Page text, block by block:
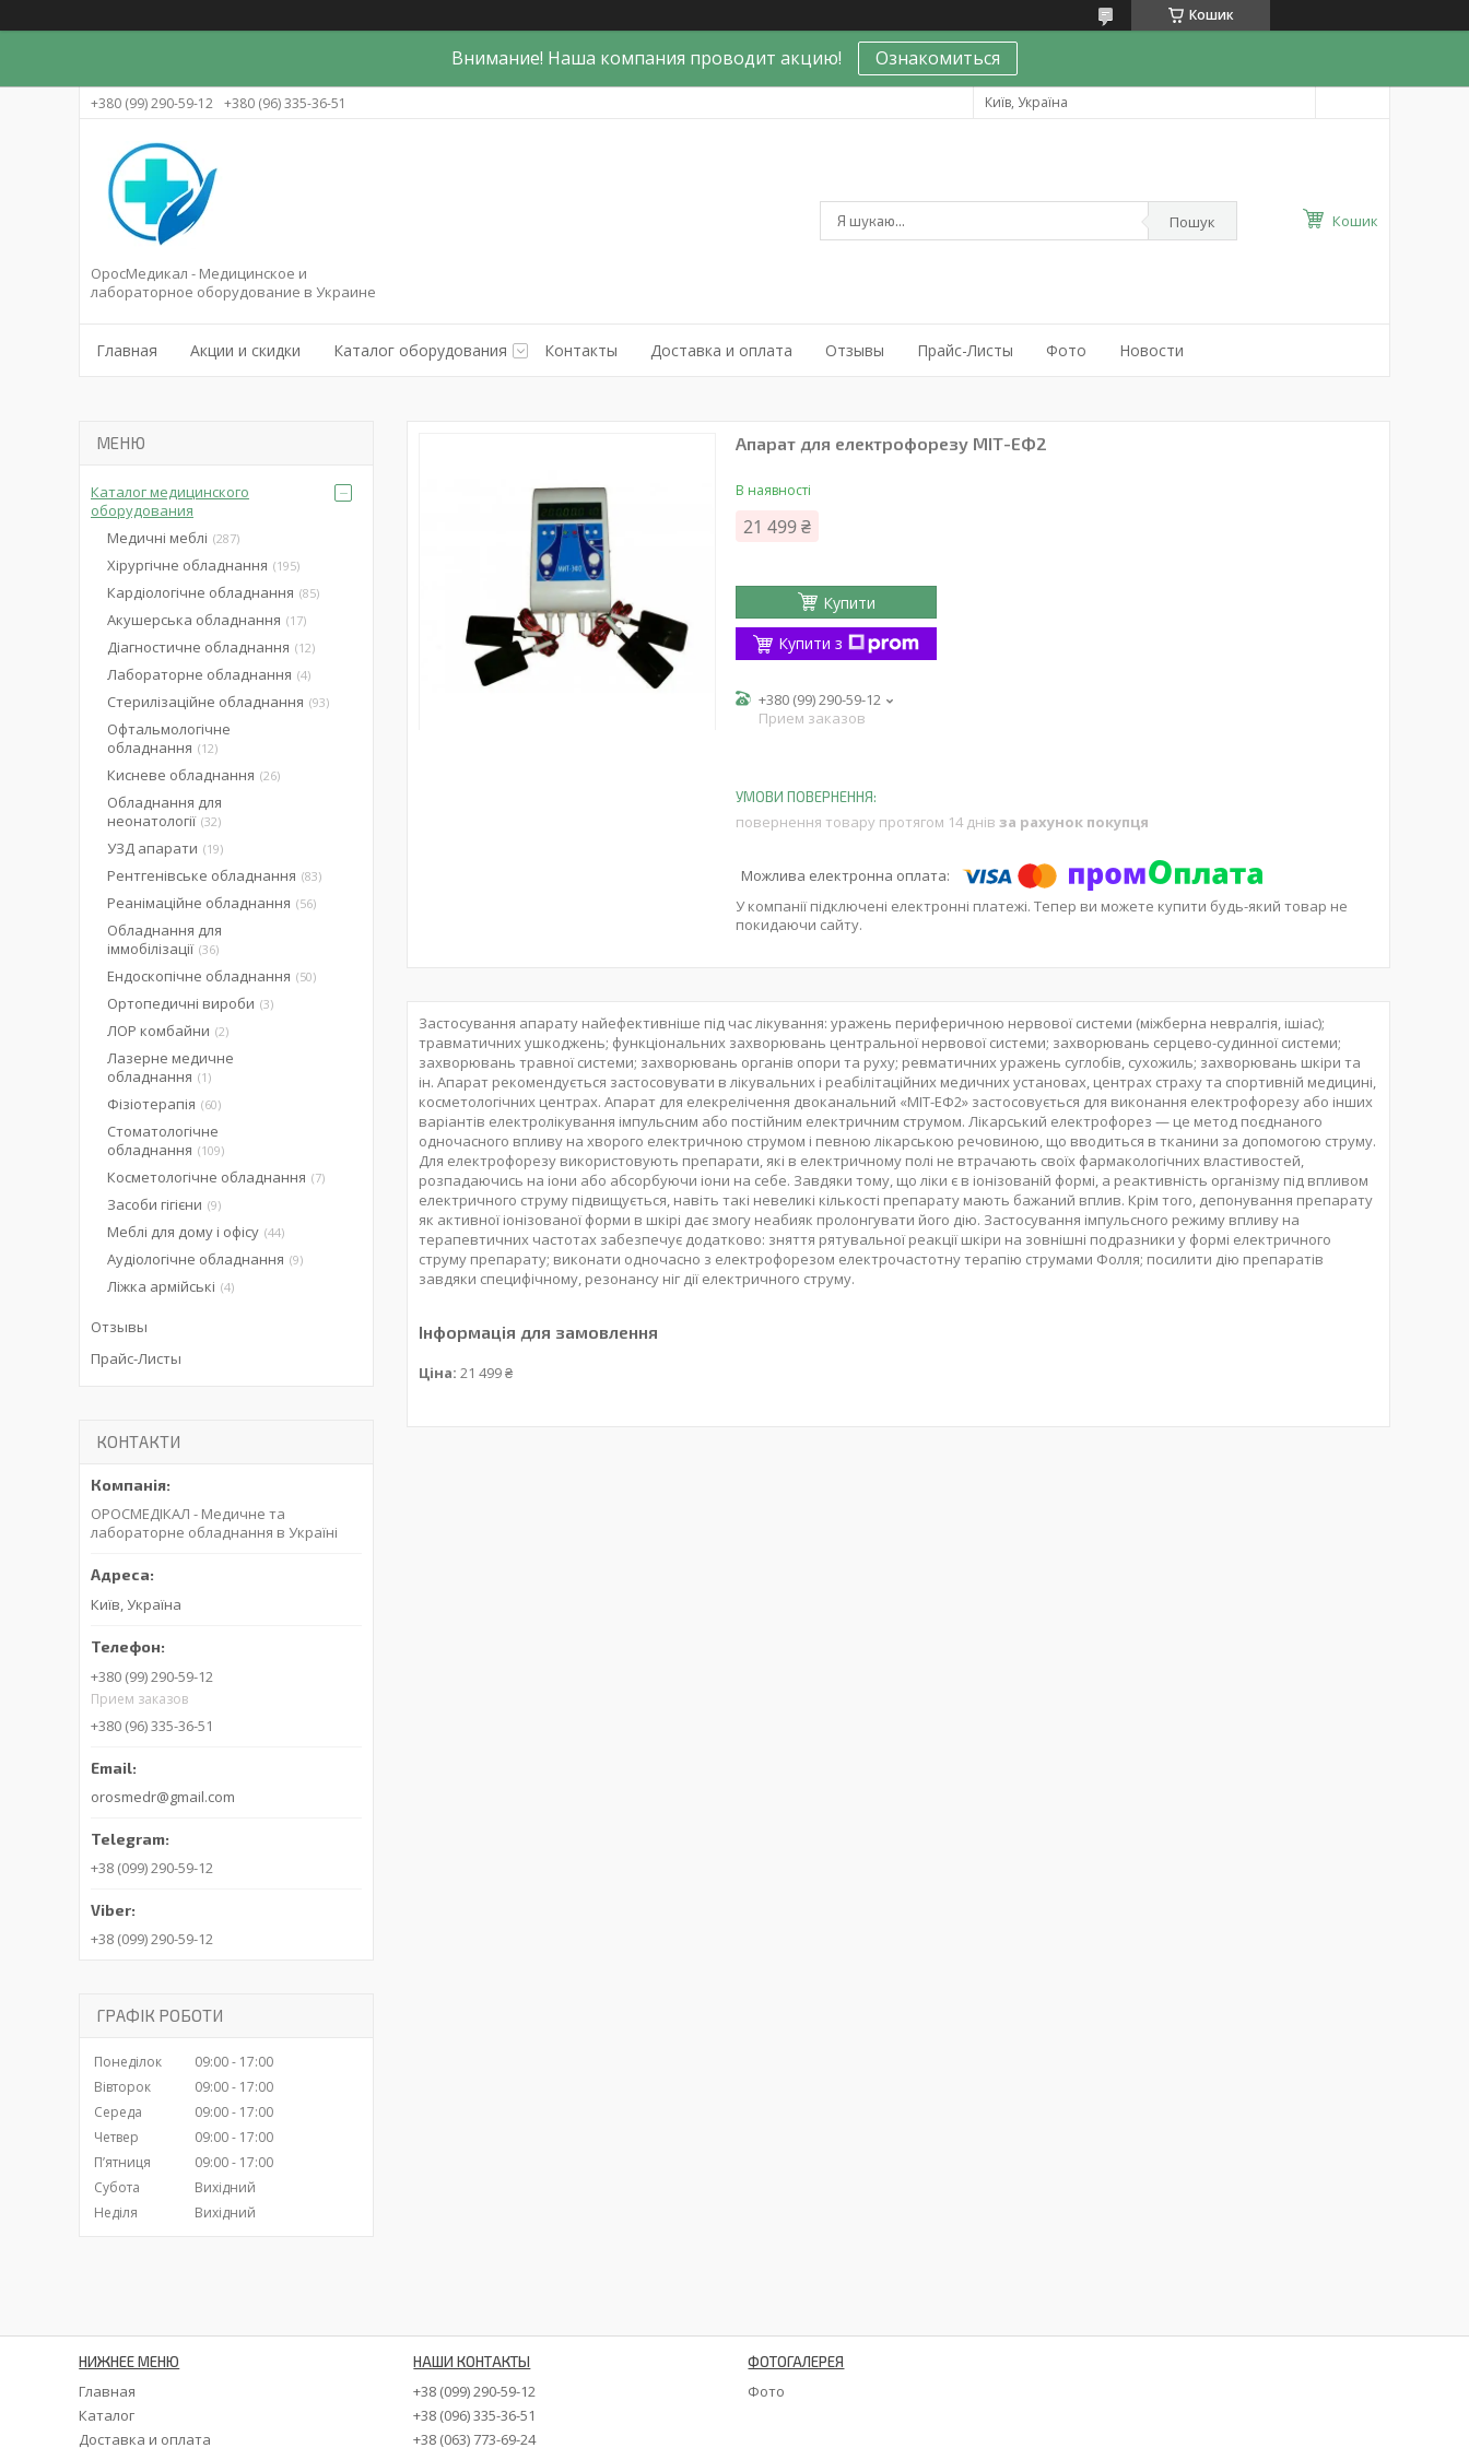
Кошик
Внимание! Наша компания проводит акцию! Ознакомиться
+380 (99) 290-59-12 +380 (96) 335-36-51 Київ, Україна
ОросМедикал - Медицинское и
лабораторное оборудование в Украине
Пошук Кошик
Главная Акции и скидки Каталог оборудования Контакты Доставка и оплата Отзывы Прайс-Листы Фото Новости
Апарат для електрофорезу МІТ-ЕФ2
В наявності
21 499 ₴
Купити
Купити з
+380 (99) 290-59-12
Прием заказов
повернення товару протягом 14 днів за рахунок покупця
У компанії підключені електронні платежі. Тепер ви можете купити будь-який товар не
покидаючи сайту.
Застосування апарату найефективніше під час лікування: уражень периферичною нервової системи (міжберна невралгія, ішіас);
травматичних ушкоджень; функціональних захворювань центральної нервової системи; захворювань серцево-судинної системи;
захворювань травної системи; захворювань органів опори та руху; ревматичних уражень суглобів, сухожиль; захворювань шкіри та
ін. Апарат рекомендується застосовувати в лікувальних і реабілітаційних медичних установах, центрах страху та спортивній медицині,
косметологічних центрах. Апарат для елекрелічення двоканальний «МІТ-ЕФ2» застосовується для виконання електрофорезу або інших
варіантів електролікування імпульсним або постійним електричним струмом. Лікарський електрофорез — це метод поєднаного
одночасного впливу на хворого електричною струмом і певною лікарською речовиною, що вводиться в тканини за допомогою струму.
Для електрофорезу використовують препарати, які в електричному полі не втрачають своїх фармакологічних властивостей,
розпадаючись на іони або абсорбуючи іони на себе. Завдяки тому, що ліки є в іонізованій формі, а реактивність організму під впливом
електричного струму підвищується, навіть такі невеликі кількості препарату мають бажаний вплив. Крім того, депонування препарату
як активної іонізованої форми в шкірі дає змогу неабияк пролонгувати його дію. Застосування імпульсного режиму впливу на
терапевтичних частотах забезпечує додатково: зняття рятувальної реакції шкіри на зовнішні подразники у формі електричного
струму препарату; виконати одночасно з електрофорезом електрочастотну терапію струмами Фолля; посилити дію препаратів
завдяки специфічному, резонансу ніг дії електричного струму.
Інформація для замовлення
Ціна: 21 499 ₴
Каталог медицинского
оборудования
Медичні меблі 287
Хірургічне обладнання 195
Кардіологічне обладнання 85
Акушерська обладнання 17
Діагностичне обладнання 12
Лабораторне обладнання 4
Стерилізаційне обладнання 93
Офтальмологічне
обладнання
12
Кисневе обладнання 26
Обладнання для
неонатології 32
УЗД апарати 19
Рентгенівське обладнання 83
Реанімаційне обладнання 56
Обладнання для
іммобілізації 36
Ендоскопічне обладнання 50
Ортопедичні вироби 3
ЛОР комбайни 2
Лазерне медичне
обладнання
1
Фізіотерапія 60
Стоматологічне
обладнання
109
Косметологічне обладнання 7
Засоби гігієни 9
Меблі для дому і офісу 44
Аудіологічне обладнання 9
Ліжка армійські 4
Отзывы
Прайс-Листы
КОНТАКТИ
ОРОСМЕДІКАЛ - Медичне та
лабораторне обладнання в Україні
Київ, Україна
+380 (99) 290-59-12
Прием заказов
+380 (96) 335-36-51
orosmedr@gmail.com
+38 (099) 290-59-12
+38 (099) 290-59-12
ГРАФІК РОБОТИ
Понеділок 09:00
17:00
Вівторок
09:00
17:00
Середа
09:00
17:00
Четвер
09:00
17:00
Пʼятниця
09:00
17:00
Субота
Вихідний
Неділя
Вихідний
НИЖНЕЕ МЕНЮ
Главная
Каталог
Доставка и оплата
НАШИ КОНТАКТЫ
+38 (099) 290-59-12
+38 (096) 335-36-51
+38 (063) 773-69-24
ФОТОГАЛЕРЕЯ
Фото